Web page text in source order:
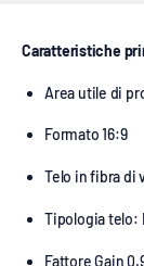
Caratteristiche
Area utile di
Formato 16:9
Telo in fibra di
Tipologia telo:
Fattore Gain